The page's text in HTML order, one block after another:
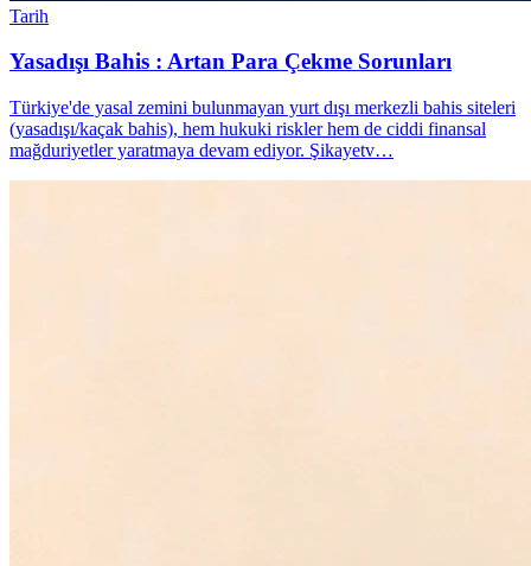
Tarih
Yasadışı Bahis : Artan Para Çekme Sorunları
Türkiye'de yasal zemini bulunmayan yurt dışı merkezli bahis siteleri
(yasadışı/kaçak bahis), hem hukuki riskler hem de ciddi finansal
mağduriyetler yaratmaya devam ediyor. Şikayetv…